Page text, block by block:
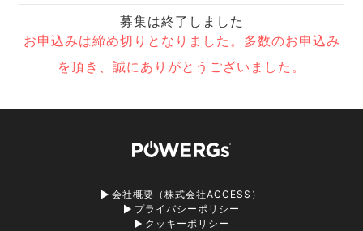
募集は終了しました
お申込みは締め切りとなりました。多数のお申込み
を頂き、誠にありがとうございました。
会社概要（株式会社ACCESS）
プライバシーポリシー
クッキーポリシー